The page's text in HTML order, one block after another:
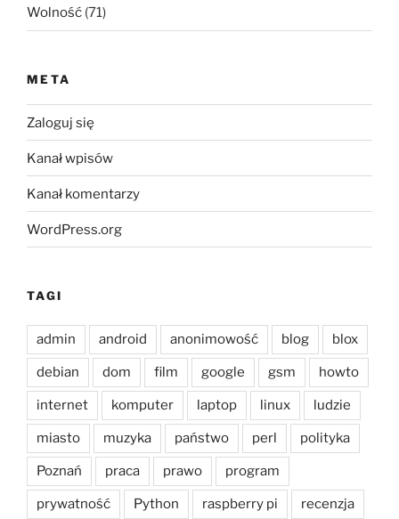
Wolność (71)
META
Zaloguj się
Kanał wpisów
Kanał komentarzy
WordPress.org
TAGI
admin android anonimowość blog blox
debian dom film google gsm howto
internet komputer laptop linux ludzie
miasto muzyka państwo perl polityka
Poznań praca prawo program
prywatność Python raspberry pi recenzja